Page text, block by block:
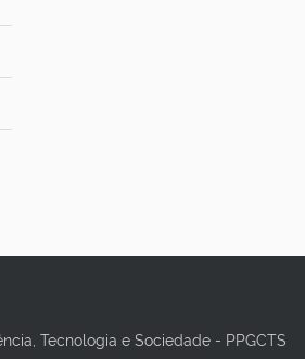
Tecnologia e Sociedade - PPGCTS